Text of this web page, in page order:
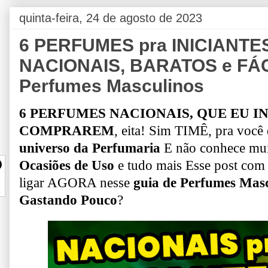
quinta-feira, 24 de agosto de 2023
6 PERFUMES pra
NACIONAIS, BARATOS e
Perfumes Masculinos
6 PERFUMES NACIONAIS, QUE EU
COMPRAREM, eita! Sim TIMÊ, pra você
universo da Perfumaria E não conhece
Ocasiões de Uso e tudo mais Esse post
ligar AGORA nesse guia de Perfumes
Gastando Pouco?